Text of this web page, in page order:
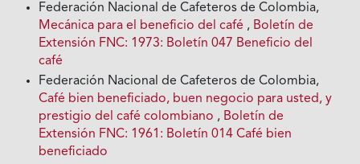
Federación Nacional de Cafeteros de Colombia,
Mecánica para el beneficio del café , Boletín de
Extensión FNC: 1973: Boletín 047 Beneficio del
café
Federación Nacional de Cafeteros de Colombia,
Café bien beneficiado, buen negocio para usted, y
prestigio del café colombiano , Boletín de
Extensión FNC: 1961: Boletín 014 Café bien
beneficiado